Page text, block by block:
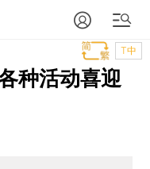
T中
种活动喜迎